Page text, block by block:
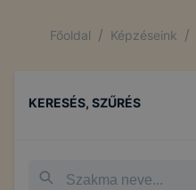
Főoldal / Képzéseink /
KERESÉS, SZŰRÉS